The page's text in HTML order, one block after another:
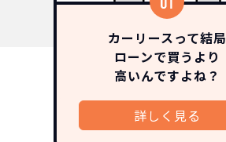
カーリースって結局
ローンで買うより
高いんですよね？
詳しく見る